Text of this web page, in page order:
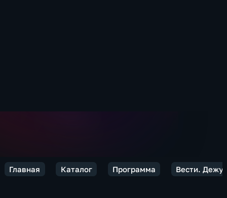
Главная Каталог Программа Вести.